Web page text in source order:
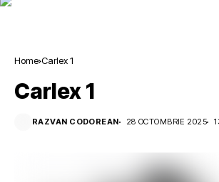
Home Carlex 1
Carlex 1
RAZVAN CODOREAN 28 OCTOMBRIE 2025